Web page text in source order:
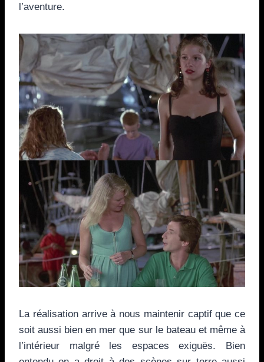
l’aventure.
La réalisation arrive à nous maintenir captif que ce
soit aussi bien en mer que sur le bateau et même à
l’intérieur malgré les espaces exiguës. Bien